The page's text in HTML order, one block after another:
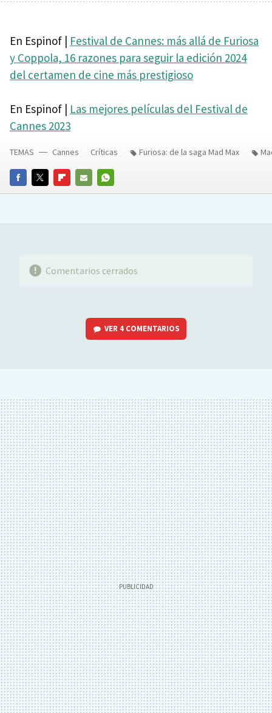
En Espinof | Festival de Cannes: más allá de Furiosa
y Coppola, 16 razones para seguir la edición 2024
del certamen de cine más prestigioso
En Espinof | Las mejores películas del Festival de
Cannes 2023
FACEBOOKTWITTERFLIPBOARD
E-
WHATSAPP
TEMAS Cannes Críticas Furiosa: de la saga Mad Max
Comentarios cerrados
VER 4 COMENTARIOS